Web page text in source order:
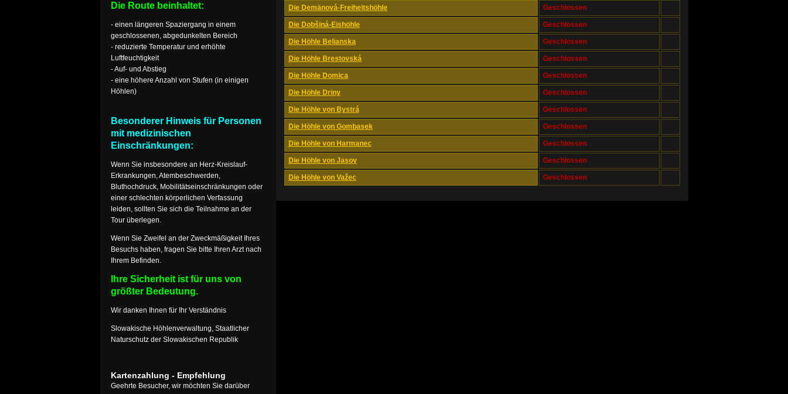
Die Demänová-Freiheitshöhle Geschlossen
Die Dobšiná-Eishöhle Geschlossen
Die Höhle Belianska Geschlossen
Die Höhle Brestovská Geschlossen
Die Höhle Domica Geschlossen
Die Höhle Driny Geschlossen
Die Höhle von Bystrá Geschlossen
Die Höhle von Gombasek Geschlossen
Die Höhle von Harmanec Geschlossen
Die Höhle von Jasov Geschlossen
Die Höhle von Važec Geschlossen
Die Route beinhaltet:
- einen längeren Spaziergang in einem
geschlossenen, abgedunkelten Bereich
- reduzierte Temperatur und erhöhte
Luftfeuchtigkeit
- Auf- und Abstieg
- eine höhere Anzahl von Stufen (in einigen
Höhlen)
Besonderer Hinweis für Personen
mit medizinischen
Einschränkungen:
Wenn Sie insbesondere an Herz-Kreislauf-
Erkrankungen, Atembeschwerden,
Bluthochdruck, Mobilitätseinschränkungen oder
einer schlechten körperlichen Verfassung
leiden, sollten Sie sich die Teilnahme an der
Tour überlegen.
Wenn Sie Zweifel an der Zweckmäßigkeit Ihres
Besuchs haben, fragen Sie bitte Ihren Arzt nach
Ihrem Befinden.
Ihre Sicherheit ist für uns von
größter Bedeutung.
Wir danken Ihnen für Ihr Verständnis
Slowakische Höhlenverwaltung, Staatlicher
Naturschutz der Slowakischen Republik
Kartenzahlung - Empfehlung
Geehrte Besucher, wir möchten Sie darüber